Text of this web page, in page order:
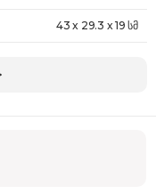
43 x 29.3 x 19 სმ